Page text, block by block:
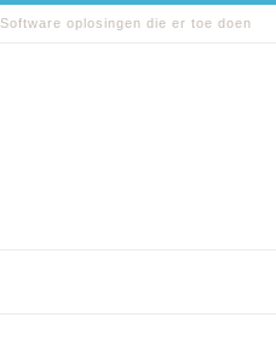
Software oplosingen die er toe doen